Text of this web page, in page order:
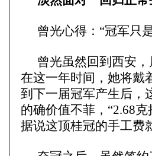
曾光心得：“冠军只
曾光虽然回到西安
在这一年时间，她将戴
到下一届冠军产生后，
的确价值不菲，“2.68
据说这顶桂冠的手工费